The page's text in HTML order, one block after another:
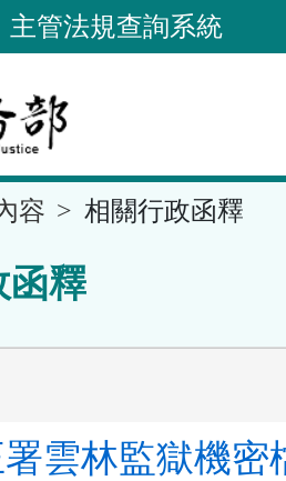
主管法規查詢系統
容 相關行政函釋
函釋
雲林監獄機密